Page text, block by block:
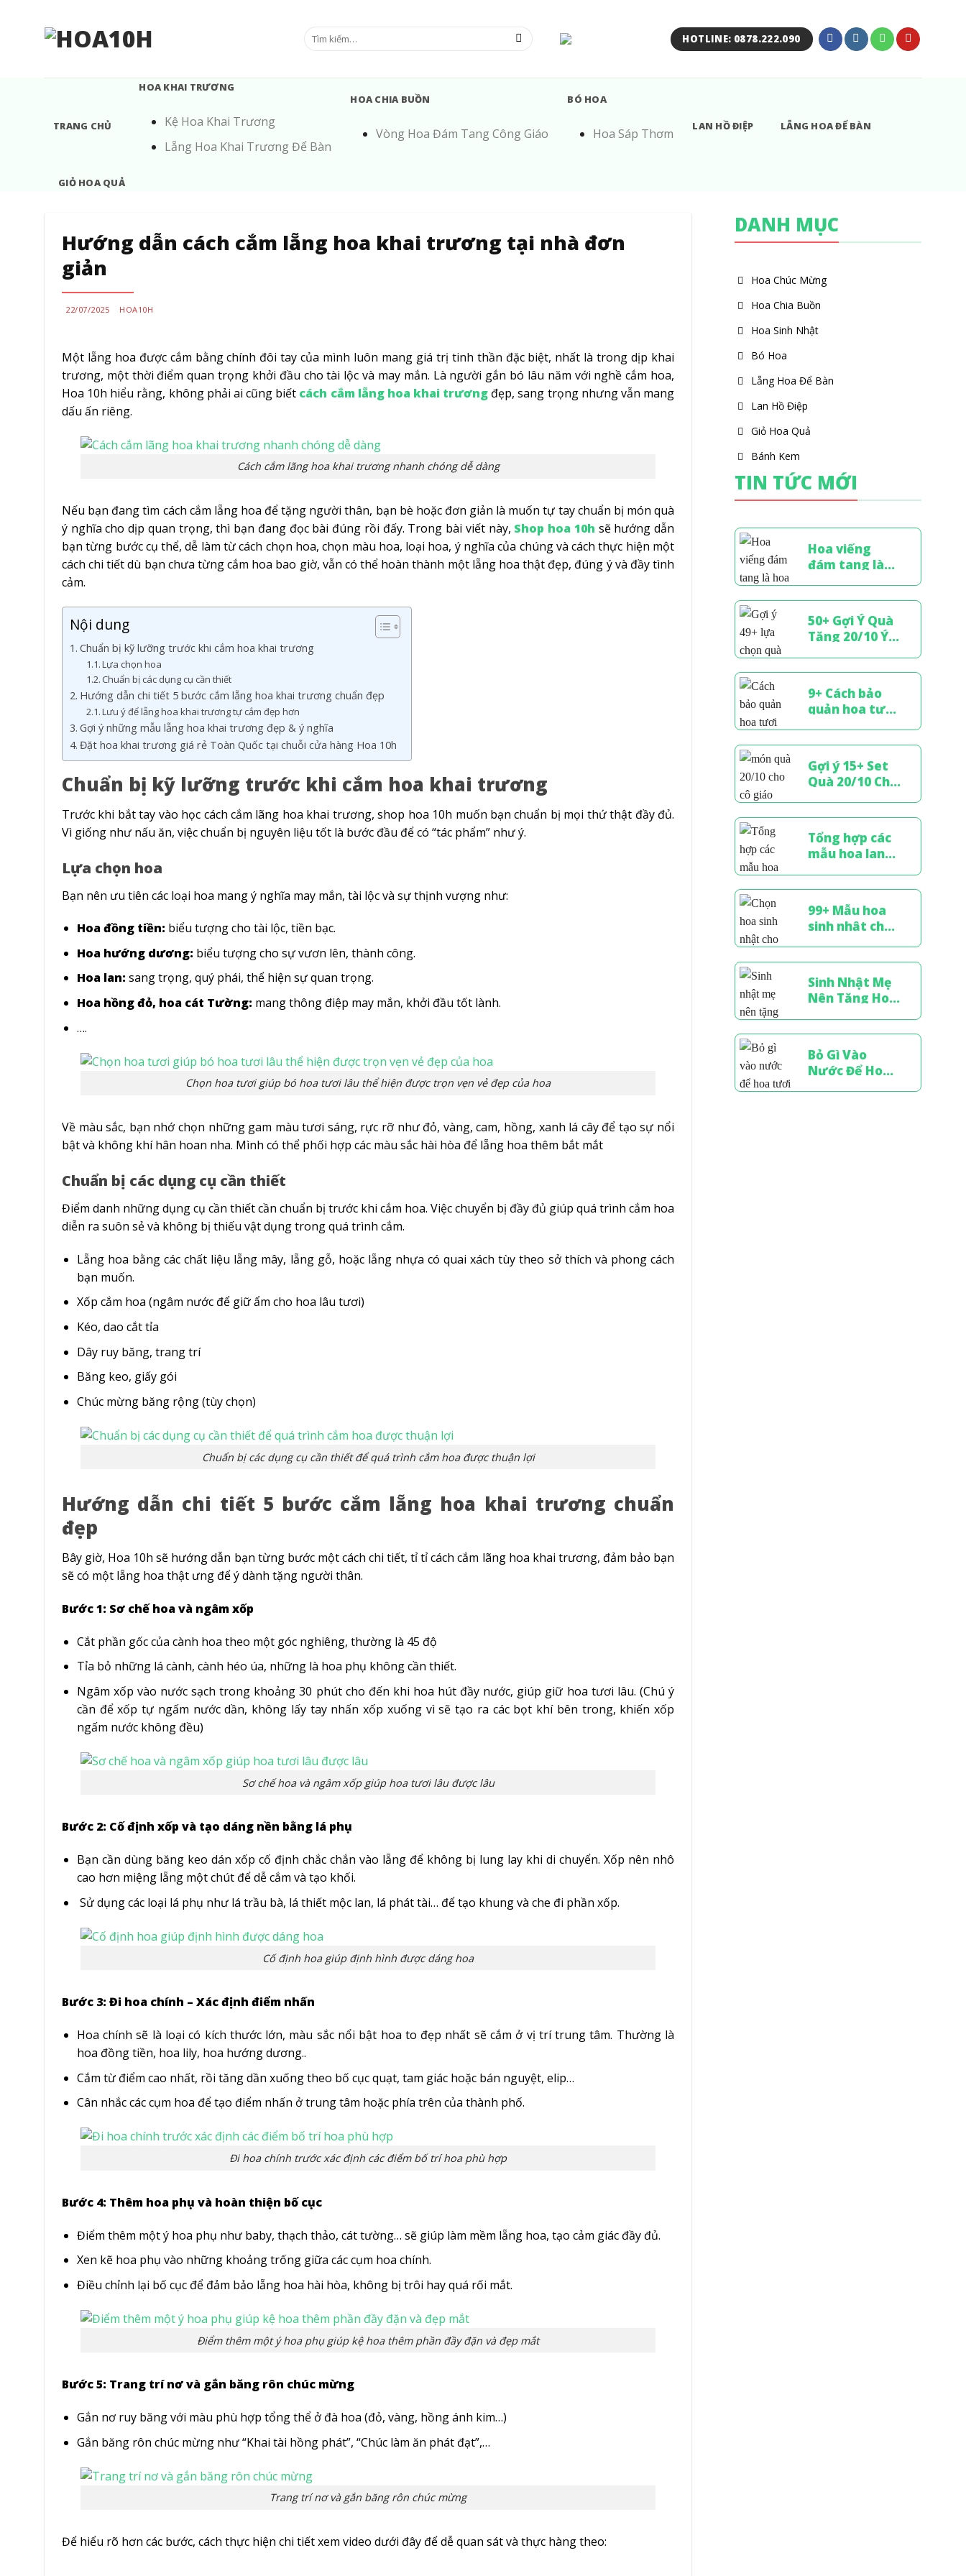
Tìm
HOTLINE: 0878.222.090
TRANG CHỦ
HOA KHAI TRƯƠNG
Kệ Hoa Khai Trương
Lẵng Hoa Khai Trương Để Bàn
HOA CHIA BUỒN
Vòng Hoa Đám Tang Công Giáo
BÓ HOA
Hoa Sáp Thơm
LAN HỒ ĐIỆP LẴNG HOA ĐỂ BÀN
GIỎ HOA QUẢ
Hướng dẫn cách cắm lẵng hoa khai trương tại nhà đơn
giản
22/07/2025 HOA10H
Một lẵng hoa được cắm bằng chính đôi tay của mình luôn mang giá trị tinh thần đặc biệt, nhất là trong dịp khai
trương, một thời điểm quan trọng khởi đầu cho tài lộc và may mắn. Là người gắn bó lâu năm với nghề cắm hoa,
Hoa 10h hiểu rằng, không phải ai cũng biết cách cắm lẵng hoa khai trương đẹp, sang trọng nhưng vẫn mang
dấu ấn riêng.
Cách cắm lãng hoa khai trương nhanh chóng dễ dàng
Nếu bạn đang tìm cách cắm lẵng hoa để tặng người thân, bạn bè hoặc đơn giản là muốn tự tay chuẩn bị món quà
ý nghĩa cho dịp quan trọng, thì bạn đang đọc bài đúng rồi đấy. Trong bài viết này, Shop hoa 10h sẽ hướng dẫn
bạn từng bước cụ thể, dễ làm từ cách chọn hoa, chọn màu hoa, loại hoa, ý nghĩa của chúng và cách thực hiện một
cách chi tiết dù bạn chưa từng cắm hoa bao giờ, vẫn có thể hoàn thành một lẵng hoa thật đẹp, đúng ý và đầy tình
cảm.
Nội dung
Chuẩn bị kỹ lưỡng trước khi cắm hoa khai trương
Lựa chọn hoa
Chuẩn bị các dụng cụ cần thiết
Hướng dẫn chi tiết 5 bước cắm lẵng hoa khai trương chuẩn đẹp
Lưu ý để lẵng hoa khai trương tự cắm đẹp hơn
Gợi ý những mẫu lẵng hoa khai trương đẹp & ý nghĩa
Đặt hoa khai trương giá rẻ Toàn Quốc tại chuỗi cửa hàng Hoa 10h
Chuẩn bị kỹ lưỡng trước khi cắm hoa khai trương
Trước khi bắt tay vào học cách cắm lãng hoa khai trương, shop hoa 10h muốn bạn chuẩn bị mọi thứ thật đầy đủ.
Vì giống như nấu ăn, việc chuẩn bị nguyên liệu tốt là bước đầu để có “tác phẩm” như ý.
Lựa chọn hoa
Bạn nên ưu tiên các loại hoa mang ý nghĩa may mắn, tài lộc và sự thịnh vượng như:
Hoa đồng tiền: biểu tượng cho tài lộc, tiền bạc.
Hoa hướng dương: biểu tượng cho sự vươn lên, thành công.
Hoa lan: sang trọng, quý phái, thể hiện sự quan trọng.
Hoa hồng đỏ, hoa cát Tường: mang thông điệp may mắn, khởi đầu tốt lành.
….
Chọn hoa tươi giúp bó hoa tươi lâu thể hiện được trọn vẹn vẻ đẹp của hoa
Về màu sắc, bạn nhớ chọn những gam màu tươi sáng, rực rỡ như đỏ, vàng, cam, hồng, xanh lá cây để tạo sự nổi
bật và không khí hân hoan nha. Mình có thể phối hợp các màu sắc hài hòa để lẵng hoa thêm bắt mắt
Chuẩn bị các dụng cụ cần thiết
Điểm danh những dụng cụ cần thiết cần chuẩn bị trước khi cắm hoa. Việc chuyển bị đầy đủ giúp quá trình cắm hoa
diễn ra suôn sẻ và không bị thiếu vật dụng trong quá trình cắm.
Lẵng hoa bằng các chất liệu lẵng mây, lẵng gỗ, hoặc lẵng nhựa có quai xách tùy theo sở thích và phong cách
bạn muốn.
Xốp cắm hoa (ngâm nước để giữ ẩm cho hoa lâu tươi)
Kéo, dao cắt tỉa
Dây ruy băng, trang trí
Băng keo, giấy gói
Chúc mừng băng rộng (tùy chọn)
Chuẩn bị các dụng cụ cần thiết để quá trình cắm hoa được thuận lợi
Hướng dẫn chi tiết 5 bước cắm lẵng hoa khai trương chuẩn
đẹp
Bây giờ, Hoa 10h sẽ hướng dẫn bạn từng bước một cách chi tiết, tỉ tỉ cách cắm lãng hoa khai trương, đảm bảo bạn
sẽ có một lẵng hoa thật ưng để ý dành tặng người thân.
Bước 1: Sơ chế hoa và ngâm xốp
Cắt phần gốc của cành hoa theo một góc nghiêng, thường là 45 độ
Tỉa bỏ những lá cành, cành héo úa, những là hoa phụ không cần thiết.
Ngâm xốp vào nước sạch trong khoảng 30 phút cho đến khi hoa hút đầy nước, giúp giữ hoa tươi lâu. (Chú ý
cần để xốp tự ngấm nước dần, không lấy tay nhấn xốp xuống vì sẽ tạo ra các bọt khí bên trong, khiến xốp
ngấm nước không đều)
Sơ chế hoa và ngâm xốp giúp hoa tươi lâu được lâu
Bước 2: Cố định xốp và tạo dáng nền bằng lá phụ
Bạn cần dùng băng keo dán xốp cố định chắc chắn vào lẵng để không bị lung lay khi di chuyển. Xốp nên nhô
cao hơn miệng lẵng một chút để dễ cắm và tạo khối.
Sử dụng các loại lá phụ như lá trầu bà, lá thiết mộc lan, lá phát tài… để tạo khung và che đi phần xốp.
Cố định hoa giúp định hình được dáng hoa
Bước 3: Đi hoa chính – Xác định điểm nhấn
Hoa chính sẽ là loại có kích thước lớn, màu sắc nổi bật hoa to đẹp nhất sẽ cắm ở vị trí trung tâm. Thường là
hoa đồng tiền, hoa lily, hoa hướng dương..
Cắm từ điểm cao nhất, rồi tăng dần xuống theo bố cục quạt, tam giác hoặc bán nguyệt, elip…
Cân nhắc các cụm hoa để tạo điểm nhấn ở trung tâm hoặc phía trên của thành phố.
Đi hoa chính trước xác định các điểm bố trí hoa phù hợp
Bước 4: Thêm hoa phụ và hoàn thiện bố cục
Điểm thêm một ý hoa phụ như baby, thạch thảo, cát tường… sẽ giúp làm mềm lẵng hoa, tạo cảm giác đầy đủ.
Xen kẽ hoa phụ vào những khoảng trống giữa các cụm hoa chính.
Điều chỉnh lại bố cục để đảm bảo lẵng hoa hài hòa, không bị trôi hay quá rối mắt.
Điểm thêm một ý hoa phụ giúp kệ hoa thêm phần đầy đặn và đẹp mắt
Bước 5: Trang trí nơ và gắn băng rôn chúc mừng
Gắn nơ ruy băng với màu phù hợp tổng thể ở đà hoa (đỏ, vàng, hồng ánh kim…)
Gắn băng rôn chúc mừng như “Khai tài hồng phát”, “Chúc làm ăn phát đạt”,…
Trang trí nơ và gắn băng rôn chúc mừng
Để hiểu rõ hơn các bước, cách thực hiện chi tiết xem video dưới đây để dễ quan sát và thực hàng theo:
DANH MỤC
Hoa Chúc Mừng
Hoa Chia Buồn
Hoa Sinh Nhật
Bó Hoa
Lẵng Hoa Để Bàn
Lan Hồ Điệp
Giỏ Hoa Quả
Bánh Kem
TIN TỨC MỚI
Hoa viếng
đám tang là
chọn hoa chia
buồn tinh tế
50+ Gợi Ý Quà
Tặng 20/10 Ý
Đến Trái Tim
9+ Cách bảo
quản hoa tươi
lý bó hoa tặng
Gợi ý 15+ Set
Quà 20/10 Cho
Tế, Đầy Ý
Nghĩa
Tổng hợp các
mẫu hoa lan
xanh sang
trọng, đẳng
cấp
99+ Mẫu hoa
sinh nhật cho
trọng & ý
nghĩa nhất
Sinh Nhật Mẹ
Nên Tặng Hoa
Chọn Hoa Tinh
Tế
Bỏ Gì Vào
Nước Để Hoa